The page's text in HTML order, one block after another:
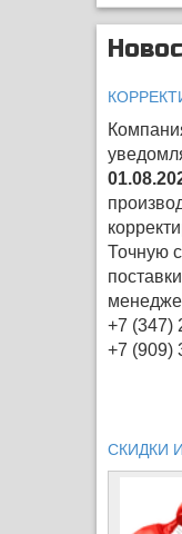
Точную
+7 (347)
+7 (909)
СКИДКИ